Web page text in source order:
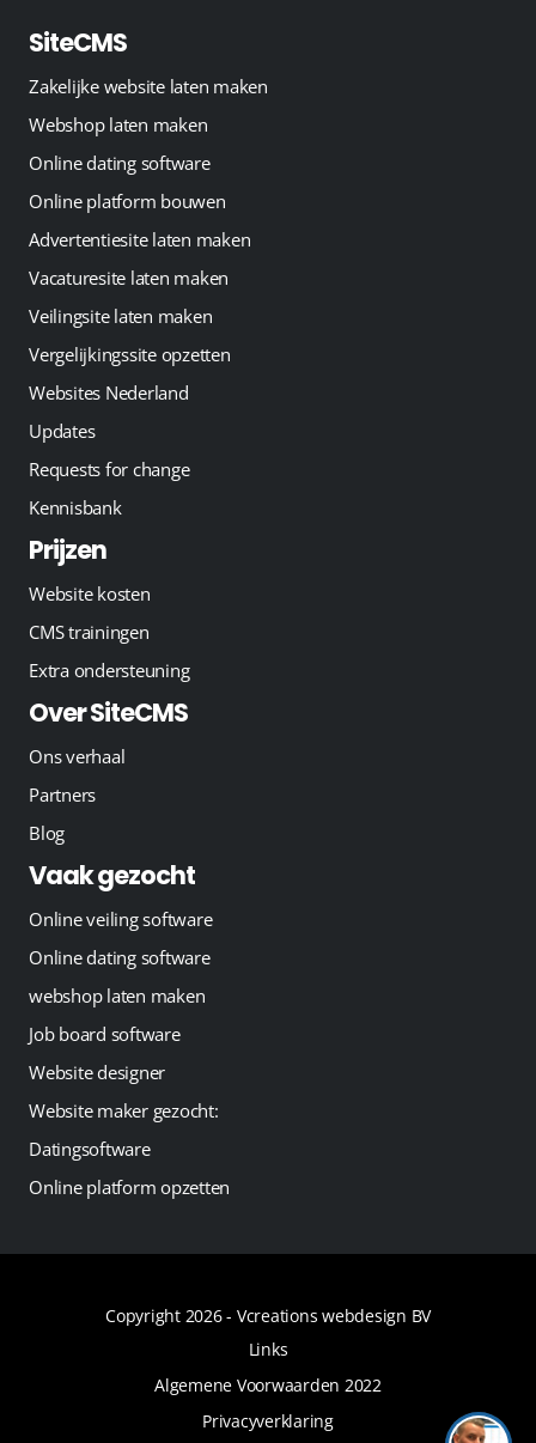
SiteCMS
Zakelijke website laten maken
Webshop laten maken
Online dating software
Online platform bouwen
Advertentiesite laten maken
Vacaturesite laten maken
Veilingsite laten maken
Vergelijkingssite opzetten
Websites Nederland
Updates
Requests for change
Kennisbank
Prijzen
Website kosten
CMS trainingen
Extra ondersteuning
Over SiteCMS
Ons verhaal
Partners
Blog
Vaak gezocht
Online veiling software
Online dating software
webshop laten maken
Job board software
Website designer
Website maker gezocht:
Datingsoftware
Online platform opzetten
Copyright 2026 - Vcreations webdesign BV
Links
Algemene Voorwaarden 2022
Privacyverklaring